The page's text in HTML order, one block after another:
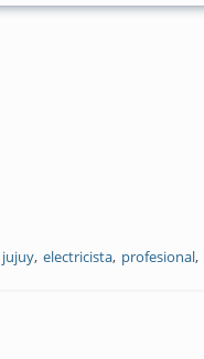
jujuy electricista profesional